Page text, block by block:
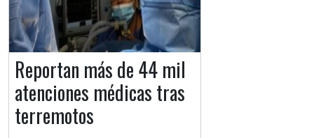
Reportan más de 44 mil
atenciones médicas tras
terremotos